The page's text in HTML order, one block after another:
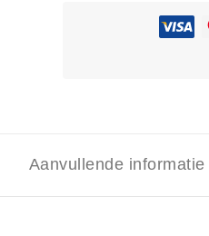
Aanvullende informatie